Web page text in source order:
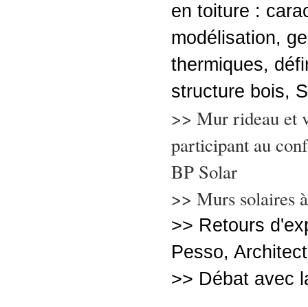
en toiture :
modélisation,
thermiques,
structure bois,
>> Mur rideau et
participant au
BP Solar
>> Murs solaires
>> Retours
Pesso,
>> Débat avec